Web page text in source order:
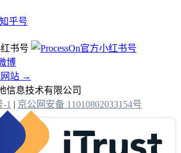
网站 →
信息技术有限公司
-1 | 京公网安备 11010802033154号